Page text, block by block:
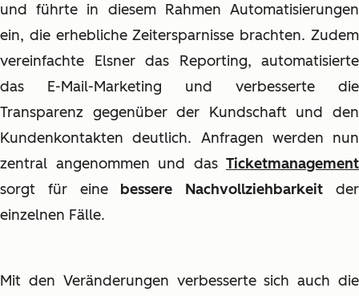
und führte in diesem Rahmen Automatisierungen
ein, die erhebliche Zeitersparnisse brachten. Zudem
vereinfachte Elsner das Reporting, automatisierte
das E-Mail-Marketing und verbesserte die
Transparenz gegenüber der Kundschaft und den
Kundenkontakten deutlich. Anfragen werden nun
zentral angenommen und das Ticketmanagement
sorgt für eine bessere Nachvollziehbarkeit der
einzelnen Fälle.
Mit den Veränderungen verbesserte sich auch die